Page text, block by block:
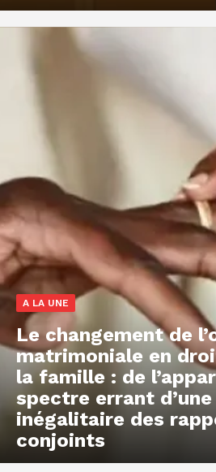
A LA UNE
Le changement de
matrimoniale en
la famille : de
spectre errant
inégalitaire des
conjoints